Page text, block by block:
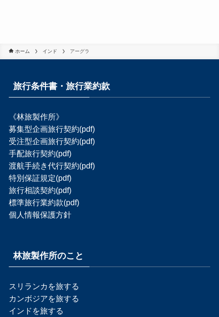
ホーム インド アーグラ
旅行条件書・旅行業約款
《林旅製作所》
募集型企画旅行契約(pdf)
受注型企画旅行契約(pdf)
手配旅行契約(pdf)
渡航手続き代行契約(pdf)
特別保証規定(pdf)
旅行相談契約(pdf)
標準旅行業約款(pdf)
個人情報保護方針
林旅製作所のこと
スリランカを旅する
カンボジアを旅する
インドを旅する